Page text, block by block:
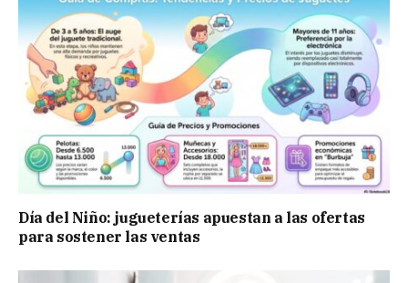
Día del Niño: jugueterías apuestan a las ofertas
para sostener las ventas